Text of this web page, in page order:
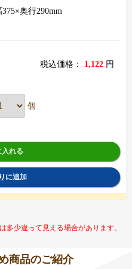
奥行290mm
税込価格： 1,122 円
個
入れる
に追加
多少違って見える場合があります。
商品のご紹介